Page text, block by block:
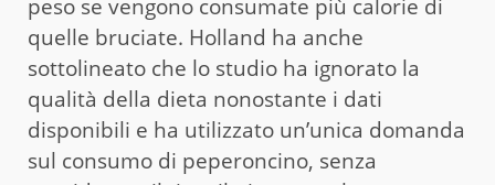
peso se vengono consumate più calorie di
quelle bruciate. Holland ha anche
sottolineato che lo studio ha ignorato la
qualità della dieta nonostante i dati
disponibili e ha utilizzato un’unica domanda
sul consumo di peperoncino, senza